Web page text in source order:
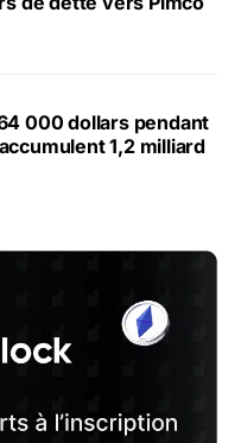
000 dollars pendant
1,2 milliard